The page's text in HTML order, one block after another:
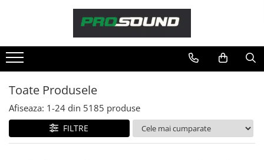
Sonorizare / PA
Procesoare si efecte
Shockmount
Stabilizatoare de tensiune UPS si
Power Conditioner
Toate Produsele
Afiseaza: 1-24 din 5185 produse
FILTRE